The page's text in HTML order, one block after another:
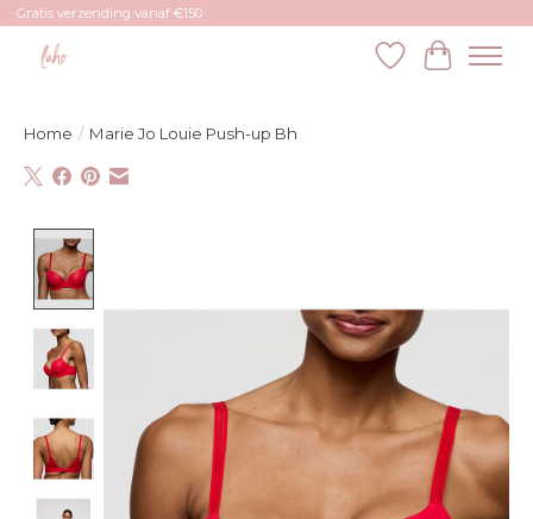
Gratis verzending vanaf €150
Verlanglijst
Home / Marie Jo Louie Push-up Bh